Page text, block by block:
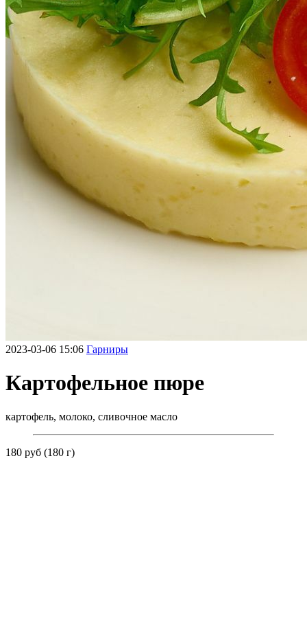
2023-03-06 15:06 Гарниры
Картофельное пюре
картофель, молоко, сливочное масло
180 руб (180 г)